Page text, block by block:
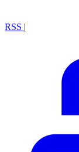
RSS |